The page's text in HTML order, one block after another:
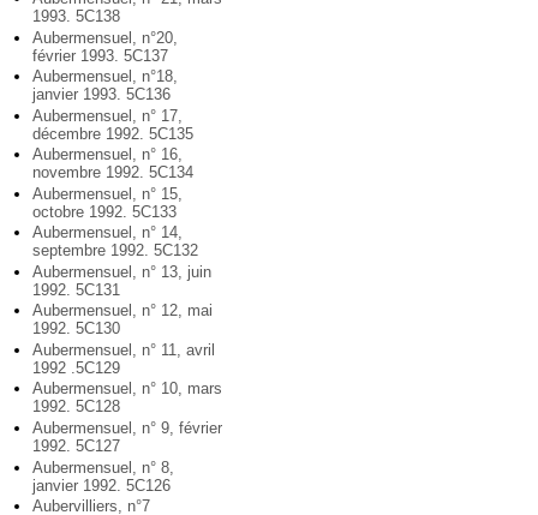
1993. 5C138
Aubermensuel, n°20,
février 1993. 5C137
Aubermensuel, n°18,
janvier 1993. 5C136
Aubermensuel, n° 17,
décembre 1992. 5C135
Aubermensuel, n° 16,
novembre 1992. 5C134
Aubermensuel, n° 15,
octobre 1992. 5C133
Aubermensuel, n° 14,
septembre 1992. 5C132
Aubermensuel, n° 13, juin
1992. 5C131
Aubermensuel, n° 12, mai
1992. 5C130
Aubermensuel, n° 11, avril
1992 .5C129
Aubermensuel, n° 10, mars
1992. 5C128
Aubermensuel, n° 9, février
1992. 5C127
Aubermensuel, n° 8,
janvier 1992. 5C126
Aubervilliers, n°7